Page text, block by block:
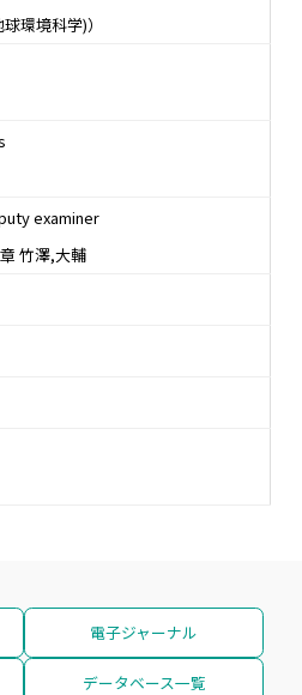
環境科学)）
examiner
竹澤,大輔
電子ジャーナル
データベース一覧